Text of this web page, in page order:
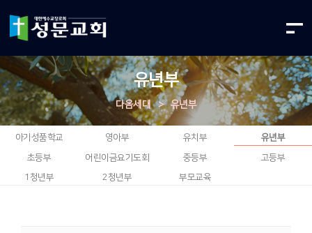
유년부
다음세대 > 유년부
아기성품학교 영아부 유치부 유년부
초등부 어린이금요기도회 중등부
고등부
1청년부
2청년부 부모교육